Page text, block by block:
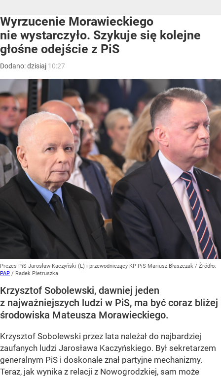
Wyrzucenie Morawieckiego
nie wystarczyło. Szykuje się kolejne
głośne odejście z PiS
Dodano:dzisiaj 10:27
Prezes PiS Jarosław Kaczyński (L) i przewodniczący KP PiS Mariusz Błaszczak / Źródło:
PAP / Radek Pietruszka
Krzysztof Sobolewski, dawniej jeden
z najważniejszych ludzi w PiS, ma być coraz bliżej
środowiska Mateusza Morawieckiego.
Krzysztof Sobolewski przez lata należał do najbardziej
zaufanych ludzi Jarosława Kaczyńskiego. Był sekretarzem
generalnym PiS i doskonale znał partyjne mechanizmy.
Teraz, jak wynika z relacji z Nowogrodzkiej, sam może